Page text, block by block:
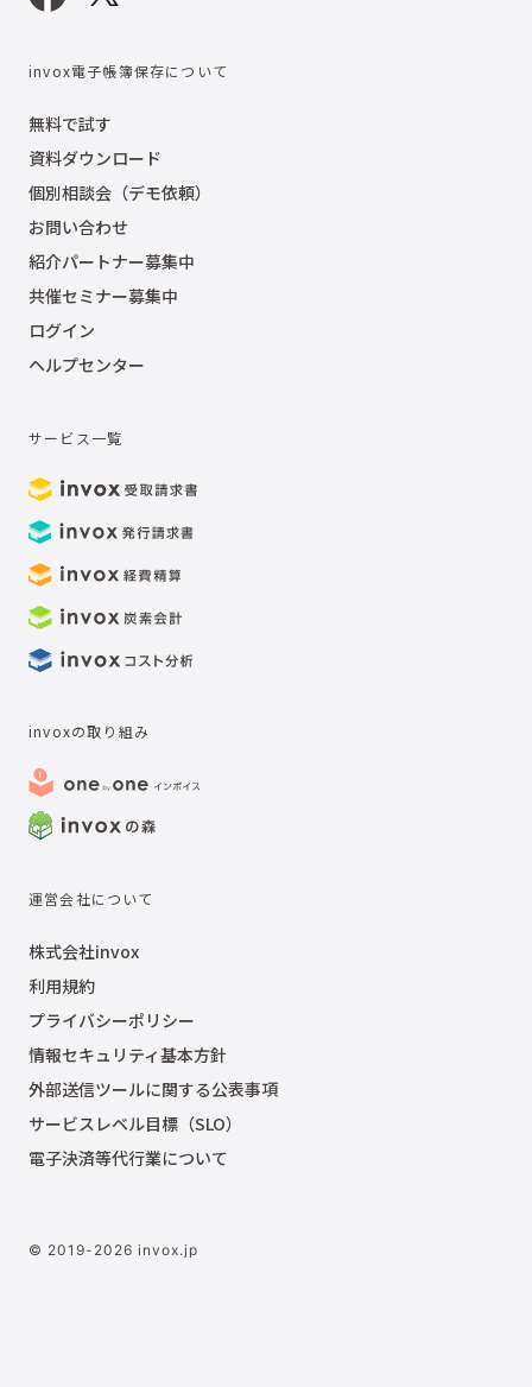
invox電子帳簿保存について
無料で試す
資料ダウンロード
個別相談会（デモ依頼）
お問い合わせ
紹介パートナー募集中
共催セミナー募集中
ログイン
ヘルプセンター
サービス一覧
invoxの取り組み
運営会社について
株式会社invox
利用規約
プライバシーポリシー
情報セキュリティ基本方針
外部送信ツールに関する公表事項
サービスレベル目標（SLO）
電子決済等代行業について
© 2019-2026 invox.jp